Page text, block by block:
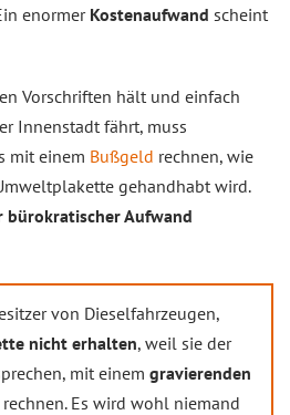
enormerKostenaufwand scheint
Vorschriften hält und einfach
Innenstadt fährt, muss
mit einem Bußgeld rechnen, wie
gehandhabt wird.
bürokratischer Aufwand
von Dieselfahrzeugen,
nicht erhalten, weil sie der
mit einem gravierenden
Es wird wohl niemand